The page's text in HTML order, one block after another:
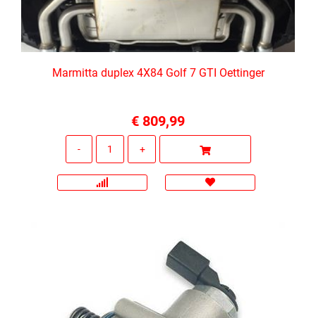
Marmitta duplex 4X84 Golf 7 GTI Oettinger
€ 809,99